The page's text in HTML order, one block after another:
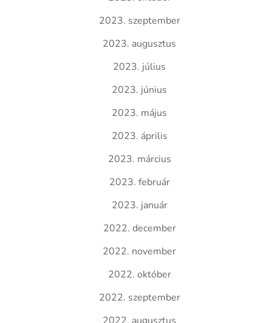
2023. szeptember
2023. augusztus
2023. július
2023. június
2023. május
2023. április
2023. március
2023. február
2023. január
2022. december
2022. november
2022. október
2022. szeptember
2022. augusztus